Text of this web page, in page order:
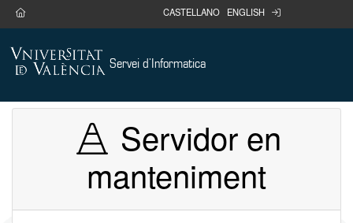
Anar al contingut
home CASTELLANO ENGLISH login
Servei d'Informatica
Servidor en
manteniment